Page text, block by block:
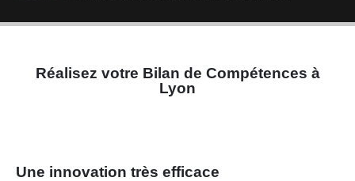
Réalisez votre Bilan de Compétences à
Lyon
Une innovation très efficace